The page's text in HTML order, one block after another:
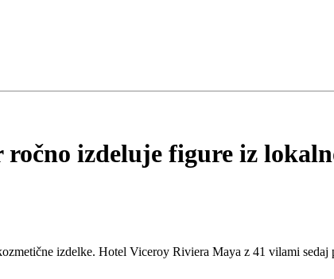
izdeluje figure iz
izdelke. Hotel Viceroy Riviera Maya z 41 vilami